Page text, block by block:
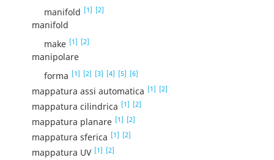
manifold [1] [2]
manifold
make [1] [2]
manipolare
forma [1] [2] [3] [4] [5] [6]
mappatura assi automatica [1] [2]
mappatura cilindrica [1] [2]
mappatura planare [1] [2]
mappatura sferica [1] [2]
mappatura UV [1] [2]